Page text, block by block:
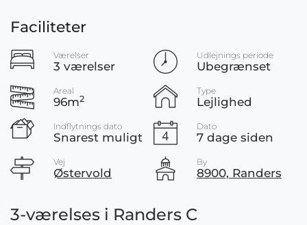
Faciliteter
Værelser
3 værelser
Udlejnings periode
Ubegrænset
Areal
96m2
Type
Lejlighed
Indflytnings dato
Snarest muligt
Dato
7 dage siden
Vej
Østervold
By
8900, Randers
3-værelses i Randers C